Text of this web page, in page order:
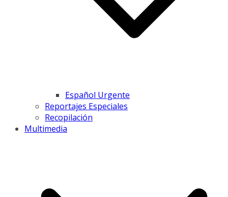
Español Urgente
Reportajes Especiales
Recopilación
Multimedia